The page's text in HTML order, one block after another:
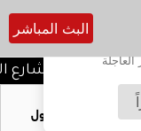
البث المباشر
دعارة في شارع
مادية.. هل تحول